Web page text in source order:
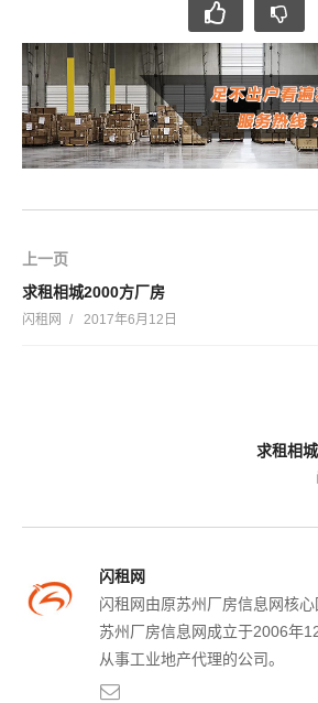
上一页
求租相城2000方厂房
闪租网 2017年6月12日
求租相
闪租网
闪租网由原苏州厂房信息网核
苏州厂房信息网成立于2006年
从事工业地产代理的公司。